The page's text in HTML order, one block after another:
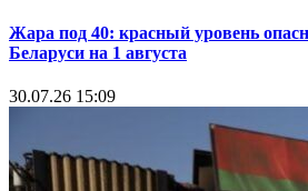
Жара под 40: красный уровень
Беларуси на 1 августа
30.07.26 15:09